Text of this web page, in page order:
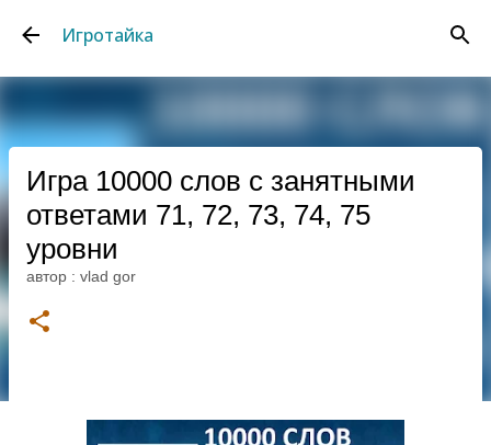
Игротайка
Игра 10000 слов с занятными
ответами 71, 72, 73, 74, 75
уровни
автор : vlad gor